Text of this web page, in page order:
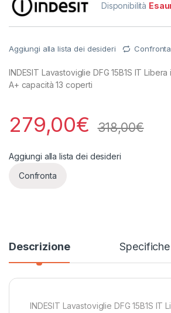
Disponibilità
Aggiungi alla lista dei desideri Confronta
INDESIT Lavastoviglie DFG 15B1S IT
A+ capacità 13 coperti
279,00€ 318,00€
Aggiungi alla lista dei desideri
Confronta
Descrizione
INDESIT Lavastoviglie DFG 15B1S IT